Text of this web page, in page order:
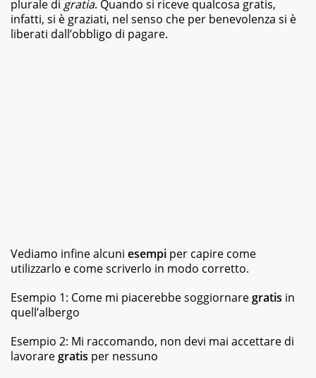
plurale di gratia. Quando si riceve qualcosa gratis,
infatti, si è graziati, nel senso che per benevolenza si è
liberati dall’obbligo di pagare.
Vediamo infine alcuni esempi per capire come
utilizzarlo e come scriverlo in modo corretto.
Esempio 1: Come mi piacerebbe soggiornaregratis in
quell’albergo
Esempio 2: Mi raccomando, non devi mai accettare di
lavoraregratis per nessuno